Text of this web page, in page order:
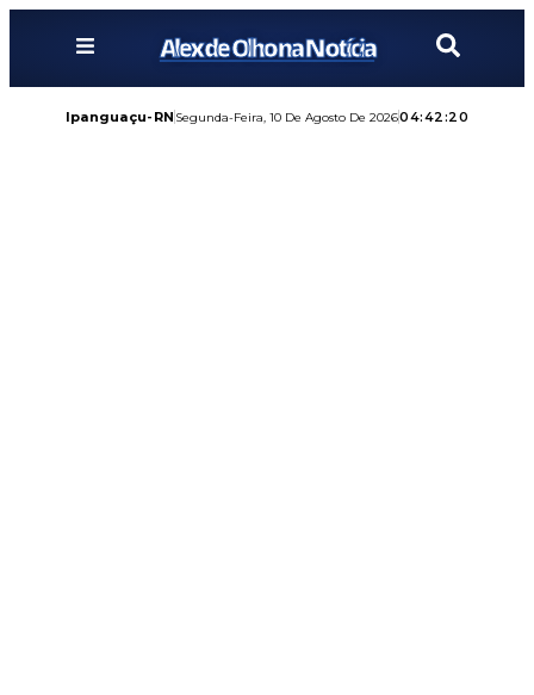
Alex de Olho na Notícia
Ipanguaçu-RN Segunda-Feira, 10 De Agosto De 202604:42:22